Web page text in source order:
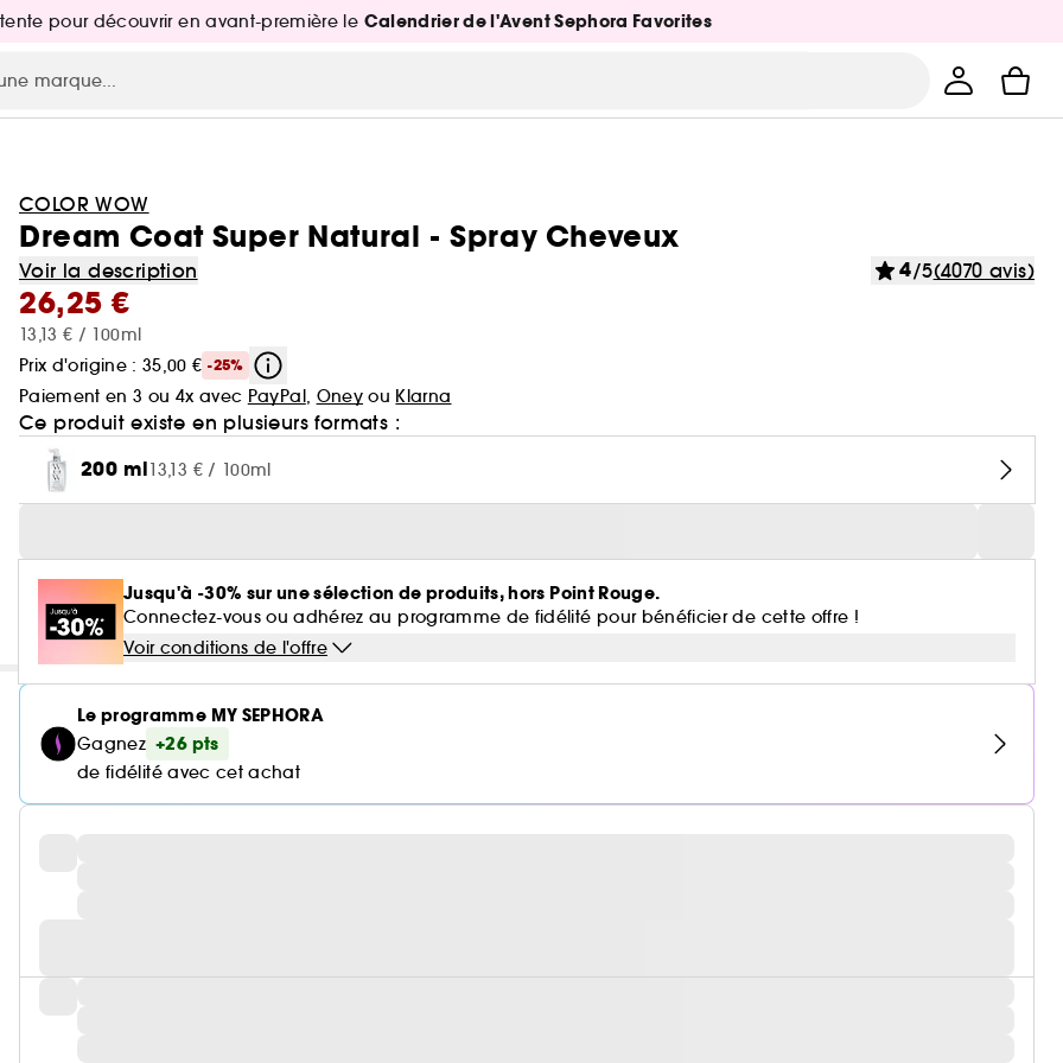
pour découvrir en avant-première le Calendrier de l'Avent Sephora Favorites
COLOR WOW
Dream Coat Super Natural - Spray Cheveux
Voir la description 4/5(4070 avis)
26,25 €
13,13 € / 100ml
Prix d'origine : 35,00 € -25%
Paiement en 3 ou 4x avec PayPal, Oneyou Klarna
Ce produit existe en plusieurs formats :
200 ml13,13 € / 100ml
Jusqu'à -30% sur une sélection de produits, hors Point Rouge.
Connectez-vous ou adhérez au programme de fidélité pour bénéficier de cette offre !
Voir conditions de l'offre
Le programme MY SEPHORA
Gagnez +26 pts
de fidélité avec cet achat